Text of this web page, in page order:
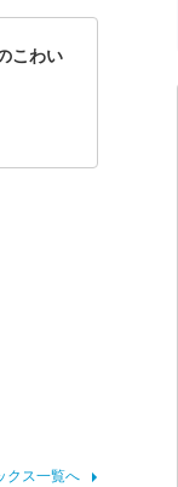
こわい
クス一覧へ